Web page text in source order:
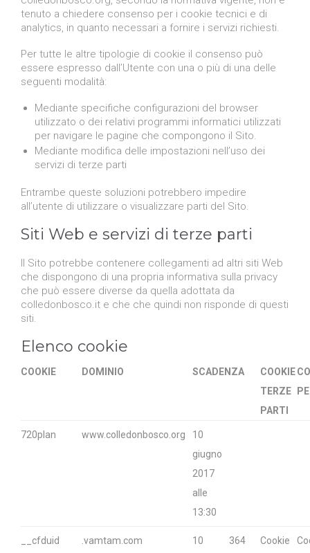
tenuto a chiedere consenso per i cookie tecnici e di
analytics, in quanto necessari a fornire i servizi richiesti.
Per tutte le altre tipologie di cookie il consenso può
essere espresso dall’Utente con una o più di una delle
seguenti modalità:
Mediante specifiche configurazioni del browser
utilizzato o dei relativi programmi informatici utilizzati
per navigare le pagine che compongono il Sito.
Mediante modifica delle impostazioni nell’uso dei
servizi di terze parti
Entrambe queste soluzioni potrebbero impedire
all’utente di utilizzare o visualizzare parti del Sito.
Siti Web e servizi di terze parti
Il Sito potrebbe contenere collegamenti ad altri siti Web
che dispongono di una propria informativa sulla privacy
che può essere diverse da quella adottata da
colledonbosco.it e che che quindi non risponde di questi
siti.
Elenco cookie
COOKIE DOMINIO SCADENZA
COOKIE
TERZE
PARTI
720plan www.colledonbosco.org
10
giugno
2017
alle
13:30
__cfduid .vamtam.com
10
364
Cookie